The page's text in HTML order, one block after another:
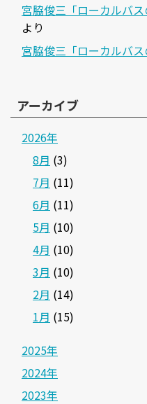
宮脇俊三「ローカルバ
より
宮脇俊三「ローカルバ
アーカイブ
2026年
8月 (3)
7月 (11)
6月 (11)
5月 (10)
4月 (10)
3月 (10)
2月 (14)
1月 (15)
2025年
2024年
2023年